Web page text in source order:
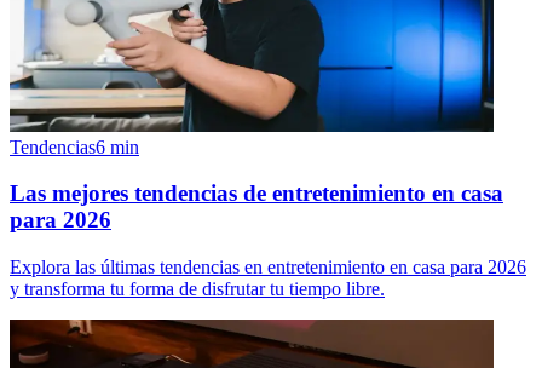
Tendencias6 min
Las mejores tendencias de entretenimiento en casa
para 2026
Explora las últimas tendencias en entretenimiento en casa para 2026
y transforma tu forma de disfrutar tu tiempo libre.